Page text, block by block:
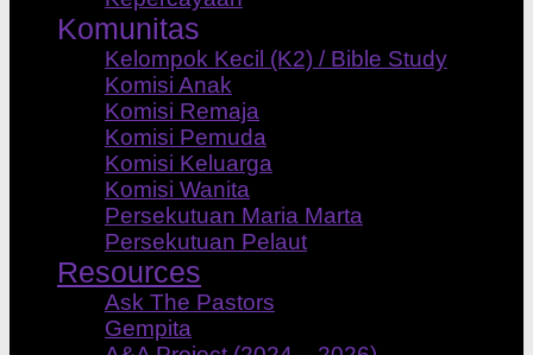
Komunitas
Kelompok Kecil (K2) / Bible Study
Komisi Anak
Komisi Remaja
Komisi Pemuda
Komisi Keluarga
Komisi Wanita
Persekutuan Maria Marta
Persekutuan Pelaut
Resources
Ask The Pastors
Gempita